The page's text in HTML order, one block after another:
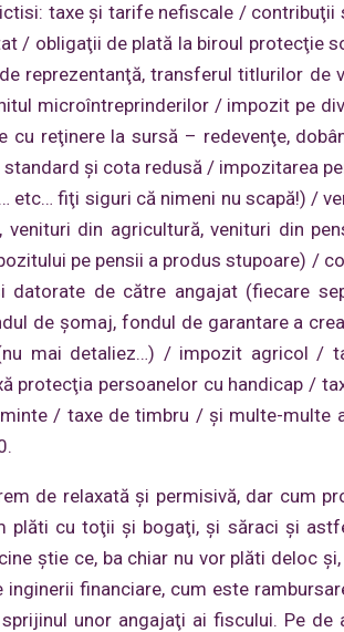
taxe şi tarife nefiscale / contribuţii
/ obligaţii de plată la biroul protecţie
reprezentanţă, transferul titlurilor de
microîntreprinderilor / impozit pe
reţinere la sursă – redevenţe,
şi cota redusă / impozitarea
fiţi siguri că nimeni nu scapă!) /
din agricultură, venituri din
pe pensii a produs stupoare) /
de către angajat (fiecare
de şomaj, fondul de garantare a
mai detaliez…) / impozit agricol /
persoanelor cu handicap /
/ taxe de timbru / şi multe-multe
de relaxată şi permisivă, dar cum
plăti cu toţii şi bogaţi, şi săraci şi
ştie ce, ba chiar nu vor plăti deloc
financiare, cum este
unor angajaţi ai fiscului. Pe de